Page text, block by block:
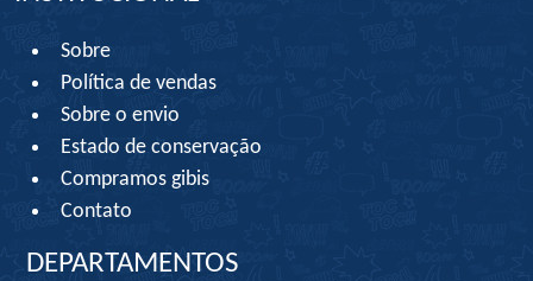
Sobre
Política de vendas
Sobre o envio
Estado de conservação
Compramos gibis
Contato
DEPARTAMENTOS